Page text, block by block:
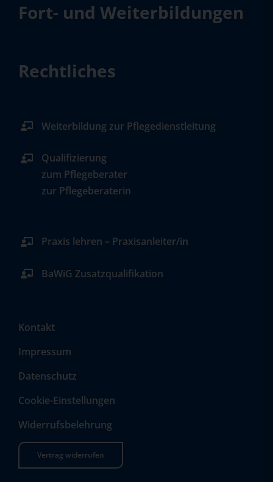
Fort- und Weiterbildungen
Rechtliches
Weiterbildung zur Pflegedienstleitung
Qualifizierung
zum Pflegeberater
zur Pflegeberaterin
Praxis lehren – Praxisanleiter/in
BaWiG Zusatzqualifikation
Kontakt
Impressum
Datenschutz
Cookie-Einstellungen
Widerrufsbelehrung
Vertrag widerrufen